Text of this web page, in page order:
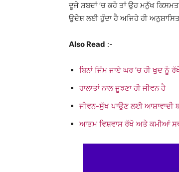
ਦੂਜੇ ਸ਼ਬਦਾਂ ’ਚ ਕਹੋ ਤਾਂ ਉਹ ਮਨੁੱਖ
ਉਦੇੇਸ਼ ਲਈ ਹੁੰਦਾ ਹੈ ਅਜਿਹੇ ਹੀ
Also Read :-
ਬਿਨਾਂ ਜਿੰਮ ਜਾਏ ਘਰ ’ਚ ਹੀ ਖੁਦ ਨੂੰ
ਹਾਲਾਤਾਂ ਨਾਲ ਜੂਝਣਾ ਹੀ ਜੀਵਨ ਹੈ
ਜੀਵਨ-ਸੁੱਖ ਪਾਉਣ ਲਈ ਆਸ਼ਾਵਾਦੀ
ਆਤਮ ਵਿਸ਼ਵਾਸ ਰੱਖੋ ਅਤੇ ਕਮੀਆਂ